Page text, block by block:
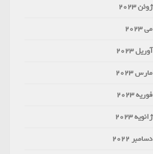
ژوئن 2023
می 2023
آوریل 2023
مارس 2023
فوریه 2023
ژانویه 2023
دسامبر 2022